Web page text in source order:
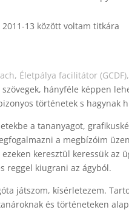
13 között voltam titkára
Életpálya facilitátor
hányféle képpen
történetek s hagynak
a tananyagot,
a megbízóim
keresztül keressük az
reggel kiugrani az ágyból.
játszom, kísérletezem.
és történeteken